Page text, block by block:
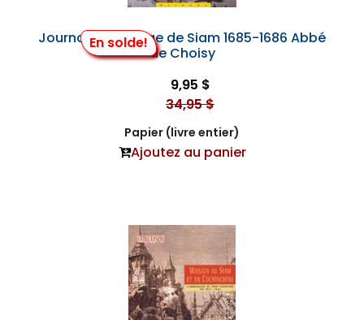
En solde!
Journal du Voyage de Siam 1685-1686 Abbé
de Choisy
9,95 $
34,95 $
Papier (livre entier)
Ajoutez au panier